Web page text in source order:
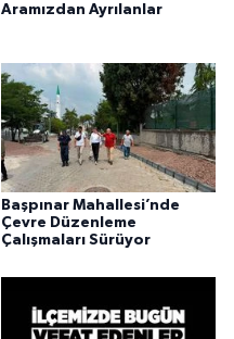
Aramızdan Ayrılanlar
Başpınar Mahallesi’nde
Çevre Düzenleme
Çalışmaları Sürüyor